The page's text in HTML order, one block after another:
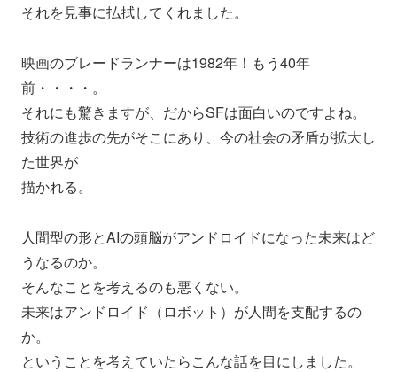
それを見事に払拭してくれました。
映画のブレードランナーは1982年！もう40年
前・・・・。
それにも驚きますが、だからSFは面白いのですよね。
技術の進歩の先がそこにあり、今の社会の矛盾が拡大し
た世界が
描かれる。
人間型の形とAIの頭脳がアンドロイドになった未来はど
うなるのか。
そんなことを考えるのも悪くない。
未来はアンドロイド（ロボット）が人間を支配するの
か。
ということを考えていたらこんな話を目にしました。